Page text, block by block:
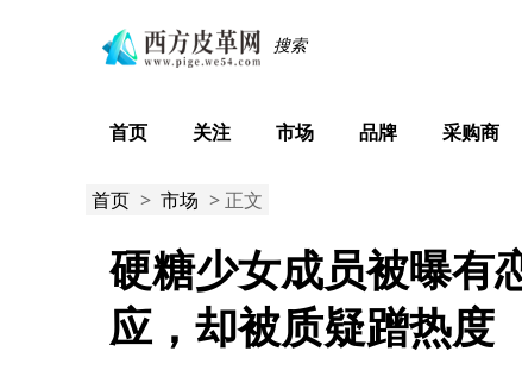
首页 关注 市场 品牌 采购商
首页 > 市场 > 正文
硬糖少女成员被曝有
应，却被质疑蹭热度